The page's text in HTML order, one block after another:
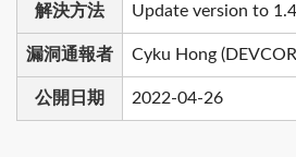
解決方法 Update version to
漏洞通報者 Cyku Hong
公開日期 2022-04-26